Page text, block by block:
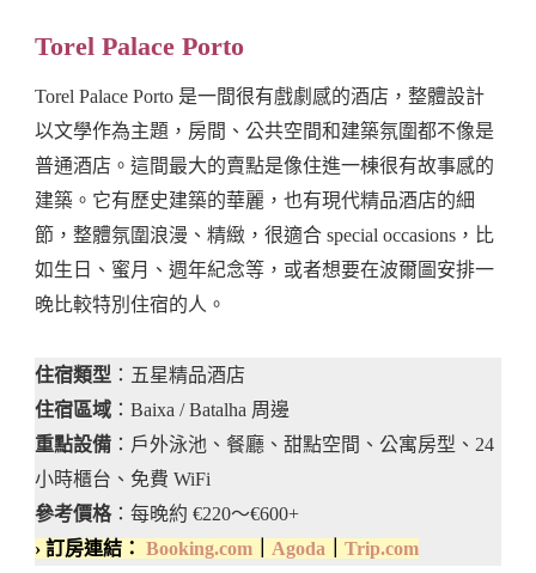
Torel Palace Porto
Torel Palace Porto 是一間很有戲劇感的酒店，整體設計
以文學作為主題，房間、公共空間和建築氛圍都不像是
普通酒店。這間最大的賣點是像住進一棟很有故事感的
建築。它有歷史建築的華麗，也有現代精品酒店的細
節，整體氛圍浪漫、精緻，很適合 special occasions，比
如生日、蜜月、週年紀念等，或者想要在波爾圖安排一
晚比較特別住宿的人。
住宿類型 ：五星精品酒店
住宿區域 ：Baixa / Batalha 周邊
重點設備 ：戶外泳池、餐廳、甜點空間、公寓房型、24
小時櫃台、免費 WiFi
參考價格：每晚約 €220～€600+
› 訂房連結： Booking.com Agoda Trip.com